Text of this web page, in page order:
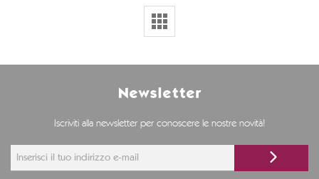
Newsletter
Iscriviti alla newsletter per conoscere le nostre novità!